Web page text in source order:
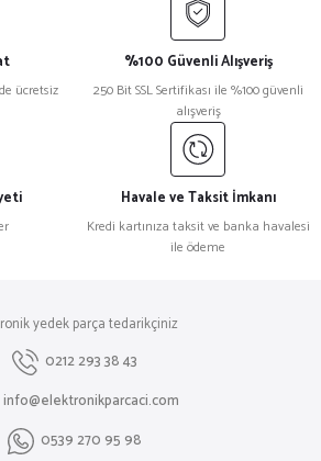
ederiz.
veya görüntülenemiyor.
bilgiler bulunuyor.
bulunuyor.
daha pahalı.
alternatifler olmalı.
Gönder
ücretsiz
%100 Güvenli Alışveriş
250 Bit SSL Sertifikası ile %100 güvenli
alışveriş
Havale ve Taksit İmkanı
Kredi kartınıza taksit ve banka havalesi
ile ödeme
yedek parça tedarikçiniz
0212 293 38 43
info@elektronikparcaci.com
0539 270 95 98